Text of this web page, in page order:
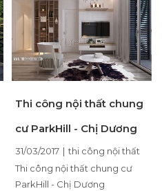
Thi công nội thất chung
cư ParkHill - Chị Dương
31/03/2017 | thi công nội thất
Thi công nội thất chung cư
ParkHill - Chị Dương